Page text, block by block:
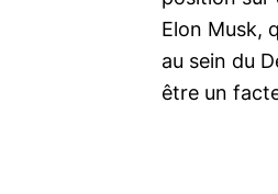
Elon Musk,
au sein du
être un